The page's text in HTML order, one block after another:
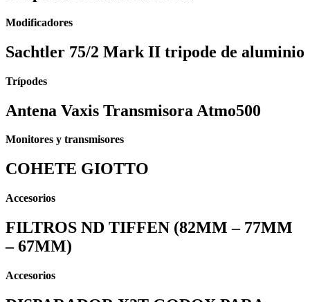
Modificadores
Sachtler 75/2 Mark II tripode de aluminio
Trípodes
Antena Vaxis Transmisora Atmo500
Monitores y transmisores
COHETE GIOTTO
Accesorios
FILTROS ND TIFFEN (82MM – 77MM
– 67MM)
Accesorios